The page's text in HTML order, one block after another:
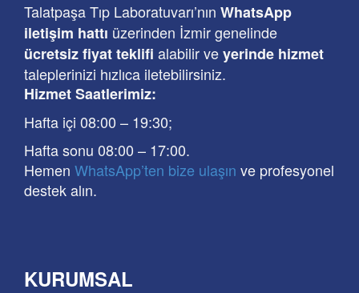
Talatpaşa Tıp Laboratuvarı’nın WhatsApp
iletişim hattı üzerinden İzmir genelinde
ücretsiz fiyat teklifi alabilir veyerinde hizmet
taleplerinizi hızlıca iletebilirsiniz.
Hizmet Saatlerimiz:
Hafta içi 08:00 – 19:30;
Hafta sonu 08:00 – 17:00.
Hemen WhatsApp’ten bize ulaşın ve profesyonel
destek alın.
KURUMSAL